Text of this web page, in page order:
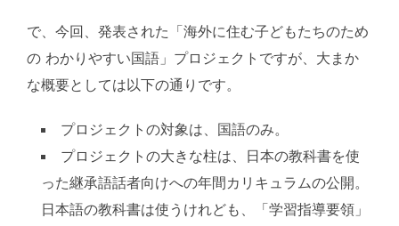
で、今回、発表された「海外に住む子どもたちのため
の わかりやすい国語」プロジェクトですが、大まか
な概要としては以下の通りです。
プロジェクトの対象は、国語のみ。
プロジェクトの大きな柱は、日本の教科書を使
った継承語話者向けへの年間カリキュラムの公開。
日本語の教科書は使うけれども、「学習指導要領」